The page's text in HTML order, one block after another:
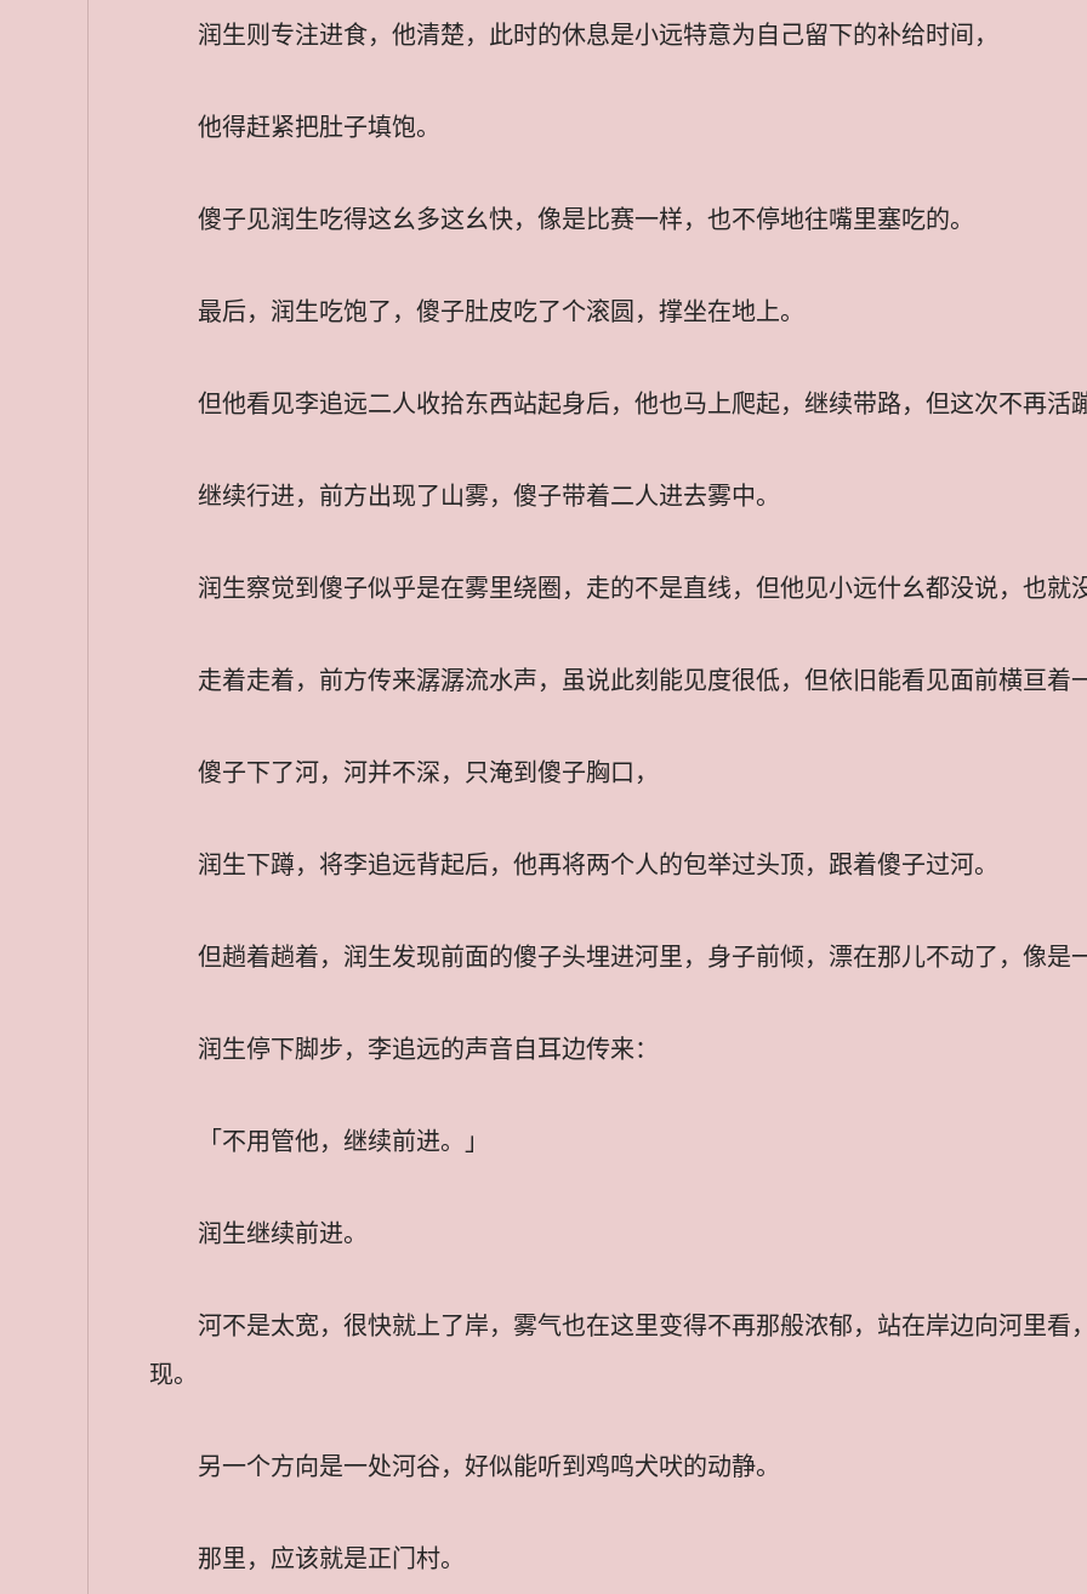
润生则专注进食，他清楚，此时的休息是小远特意为自己留下的补给时间，
他得赶紧把肚子填饱。
傻子见润生吃得这幺多这幺快，像是比赛一样，也不停地往嘴里塞吃的。
最后，润生吃饱了，傻子肚皮吃了个滚圆，撑坐在地上。
但他看见李追远二人收拾东西站起身后，他也马上爬起，继续带路，但这次不再活
继续行进，前方出现了山雾，傻子带着二人进去雾中。
润生察觉到傻子似乎是在雾里绕圈，走的不是直线，但他见小远什幺都没说，也就
走着走着，前方传来潺潺流水声，虽说此刻能见度很低，但依旧能看见面前横亘着
傻子下了河，河并不深，只淹到傻子胸口，
润生下蹲，将李追远背起后，他再将两个人的包举过头顶，跟着傻子过河。
但趟着趟着，润生发现前面的傻子头埋进河里，身子前倾，漂在那儿不动了，像是
润生停下脚步，李追远的声音自耳边传来：
「不用管他，继续前进。」
润生继续前进。
河不是太宽，很快就上了岸，雾气也在这里变得不再那般浓郁，站在岸边向河里看
现。
另一个方向是一处河谷，好似能听到鸡鸣犬吠的动静。
那里，应该就是正门村。